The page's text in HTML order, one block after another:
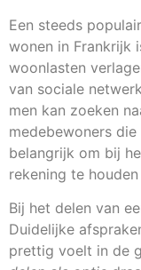
Een steeds
wonen in Frankrijk
woonlasten
van sociale
men kan zoeken
medebewoners
belangrijk om bij
rekening te
Bij het delen van
Duidelijke
prettig voelt in de